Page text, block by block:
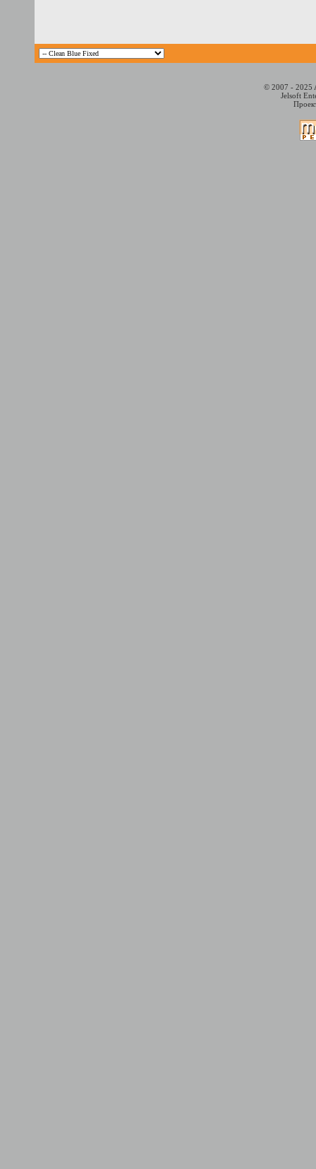
© 2007 - 2025
Jelsoft